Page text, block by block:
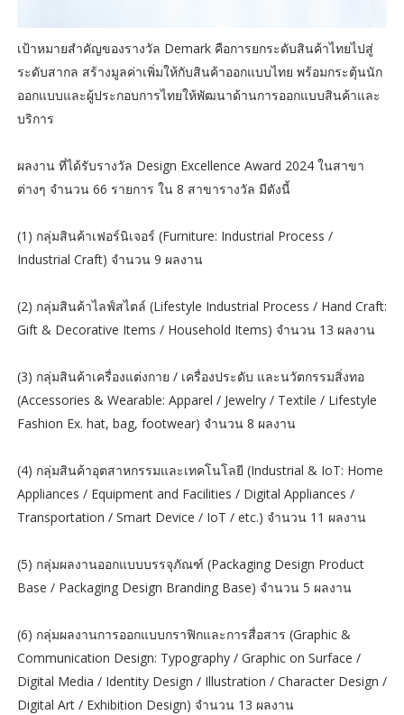
เป้าหมายสำคัญของรางวัล Demark คือการยกระดับสินค้าไทยไปสู่
ระดับสากล สร้างมูลค่าเพิ่มให้กับสินค้าออกแบบไทย พร้อมกระตุ้นนัก
ออกแบบและผู้ประกอบการไทยให้พัฒนาด้านการออกแบบสินค้าและ
บริการ
ผลงาน ที่ได้รับรางวัล Design Excellence Award 2024 ในสาขา
ต่างๆ จำนวน 66 รายการ ใน 8 สาขารางวัล มีดังนี้
(1) กลุ่มสินค้าเฟอร์นิเจอร์ (Furniture: Industrial Process /
Industrial Craft) จำนวน 9 ผลงาน
(2) กลุ่มสินค้าไลฟ์สไตล์ (Lifestyle Industrial Process / Hand Craft:
Gift & Decorative Items / Household Items) จำนวน 13 ผลงาน
(3) กลุ่มสินค้าเครื่องแต่งกาย / เครื่องประดับ และนวัตกรรมสิ่งทอ
(Accessories & Wearable: Apparel / Jewelry / Textile / Lifestyle
Fashion Ex. hat, bag, footwear) จำนวน 8 ผลงาน
(4) กลุ่มสินค้าอุตสาหกรรมและเทคโนโลยี (Industrial & IoT: Home
Appliances / Equipment and Facilities / Digital Appliances /
Transportation / Smart Device / IoT / etc.) จำนวน 11 ผลงาน
(5) กลุ่มผลงานออกแบบบรรจุภัณฑ์ (Packaging Design Product
Base / Packaging Design Branding Base) จำนวน 5 ผลงาน
(6) กลุ่มผลงานการออกแบบกราฟิกและการสื่อสาร (Graphic &
Communication Design: Typography / Graphic on Surface /
Digital Media / Identity Design / Illustration / Character Design /
Digital Art / Exhibition Design) จำนวน 13 ผลงาน